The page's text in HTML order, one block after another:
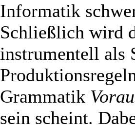
Informatik
Schließlich wird
instrumentell als
Grammatik
sein scheint.